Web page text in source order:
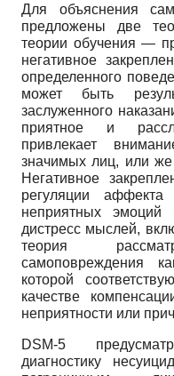
Для объяснения
предложены две
теории обучения —
негативное
определенного
может быть
заслуженного
приятное и
привлекает
значимых лиц, или
Негативное
регуляции аффекта
неприятных
дистресс мыслей,
теория
самоповреждения
которой
качестве
неприятности или
DSM-5
диагностику